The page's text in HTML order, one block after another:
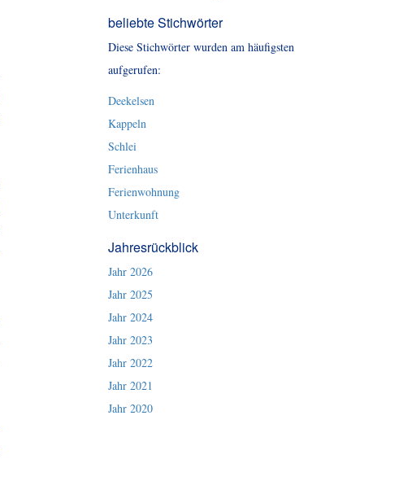
beliebte Stichwörter
Diese Stichwörter wurden am häufigsten
aufgerufen:
Deekelsen
Kappeln
Schlei
Ferienhaus
Ferienwohnung
Unterkunft
Jahresrückblick
Jahr 2026
Jahr 2025
Jahr 2024
Jahr 2023
Jahr 2022
Jahr 2021
Jahr 2020